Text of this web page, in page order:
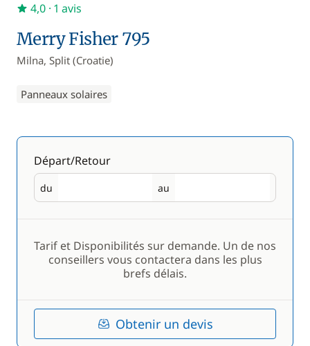
Merry Fisher 795
Milna, Split (Croatie)
Panneaux solaires
4,0 · 1 avis
Départ/Retour
du
Départ au
Retour
Tarif et Disponibilités sur demande. Un de nos
conseillers vous contactera dans les plus
brefs délais.
Obtenir un devis